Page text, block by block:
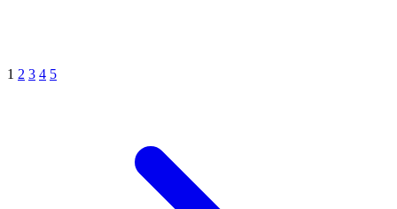
1 2 3 4 5